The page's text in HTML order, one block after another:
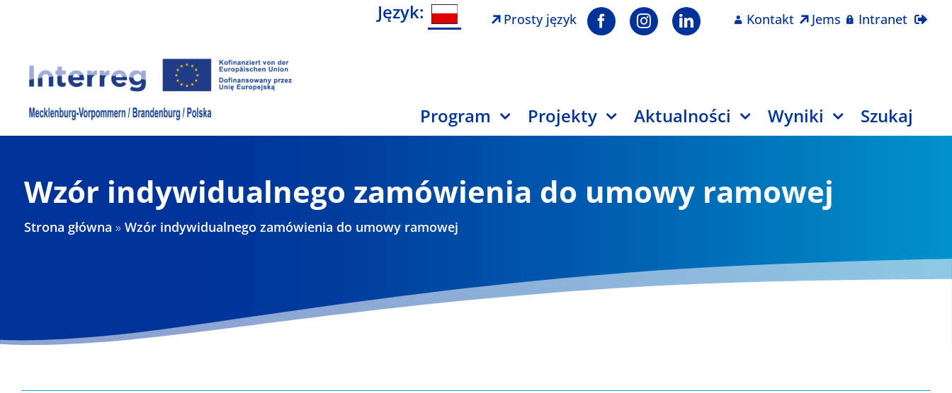
Język: Prosty język Kontakt Jems Intranet
Program Projekty Aktualności Wyniki Szukaj
Wzór indywidualnego zamówienia do umowy ramowej
Strona główna »Wzór indywidualnego zamówienia do umowy ramowej